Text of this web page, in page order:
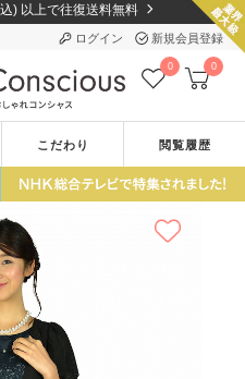
) 以上で往復送料無料
ログイン 新規会員登録
0 0
こだわり 閲覧履歴